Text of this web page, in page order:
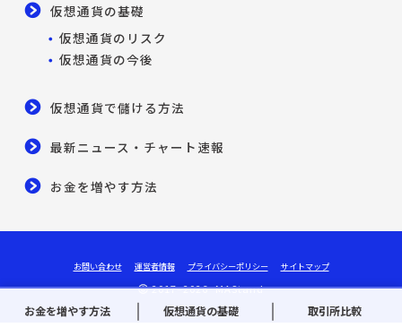
仮想通貨の基礎
仮想通貨のリスク
仮想通貨の今後
仮想通貨で儲ける方法
最新ニュース・チャート速報
お金を増やす方法
お問い合わせ 運営者情報 プライバシーポリシー サイトマップ
2017–2026 MAStand
お金を増やす方法 仮想通貨の基礎 取引所比較